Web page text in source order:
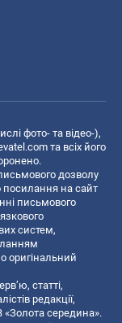
фото- та відео-),
та всіх його
дозволу
посилання на сайт
письмового
систем,
оригінальний
статті,
редакції,
середина».